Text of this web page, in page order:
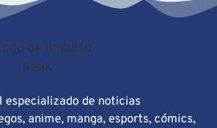
especializado de noticias
anime, manga, esports, cómics,